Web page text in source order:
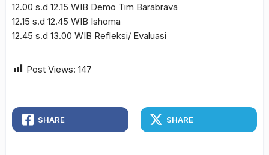
12.00 s.d 12.15 WIB Demo Tim Barabrava
12.15 s.d 12.45 WIB Ishoma
12.45 s.d 13.00 WIB Refleksi/ Evaluasi
Post Views: 147
SHARE SHARE